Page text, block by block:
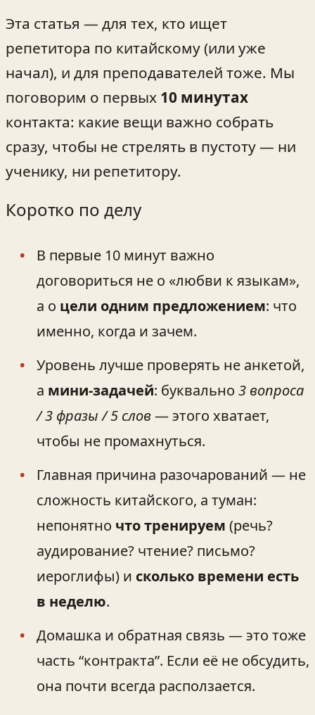
Эта статья — для тех, кто ищет
репетитора по китайскому (или уже
начал), и для преподавателей тоже. Мы
поговорим о первых 10 минутах
контакта: какие вещи важно собрать
сразу, чтобы не стрелять в пустоту — ни
ученику, ни репетитору.
Коротко по делу
В первые 10 минут важно
договориться не о «любви к языкам»,
а о цели одним предложением: что
именно, когда и зачем.
Уровень лучше проверять не анкетой,
а мини-задачей: буквально 3 вопроса
/ 3 фразы / 5 слов— этого хватает,
чтобы не промахнуться.
Главная причина разочарований — не
сложность китайского, а туман:
непонятно что тренируем (речь?
аудирование? чтение? письмо?
иероглифы) и сколько времени есть
в неделю.
Домашка и обратная связь — это тоже
часть “контракта”. Если её не обсудить,
она почти всегда расползается.